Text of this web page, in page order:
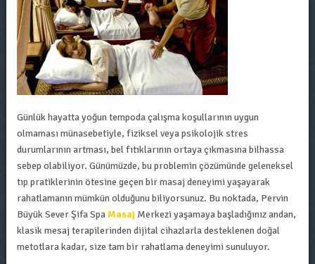
Günlük hayatta yoğun tempoda çalışma koşullarının uygun
olmaması münasebetiyle, fiziksel veya psikolojik stres
durumlarının artması, bel fıtıklarının ortaya çıkmasına bilhassa
sebep olabiliyor. Günümüzde, bu problemin çözümünde geleneksel
tıp pratiklerinin ötesine geçen bir masaj deneyimi yaşayarak
rahatlamanın mümkün olduğunu biliyorsunuz. Bu noktada, Pervin
Büyük Sever Şifa SpaMasaj Merkezi yaşamaya başladığınız andan,
klasik mesaj terapilerinden dijital cihazlarla desteklenen doğal
metotlara kadar, size tam bir rahatlama deneyimi sunuluyor.